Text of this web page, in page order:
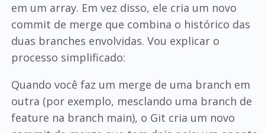
em um array. Em vez disso, ele cria um novo
commit de merge que combina o histórico das
duas branches envolvidas. Vou explicar o
processo simplificado:
Quando você faz um merge de uma branch em
outra (por exemplo, mesclando uma branch de
feature na branch main), o Git cria um novo